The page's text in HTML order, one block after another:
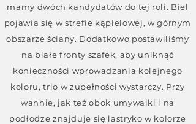
mamy dwóch kandydatów do tej roli. Biel
pojawia się w strefie kąpielowej, w górnym
obszarze ściany. Dodatkowo postawiliśmy
na białe fronty szafek, aby uniknąć
konieczności wprowadzania kolejnego
koloru, trio w zupełności wystarczy. Przy
wannie, jak też obok umywalki i na
podłodze znajduje się lastryko w kolorze